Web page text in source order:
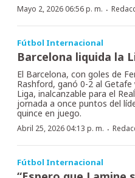
Mayo 2, 2026 06:56 p. m. ·
Fútbol Internacional
Barcelona liquida la
El Barcelona, con goles de
Rashford, ganó 0-2 al Getafe
Liga, inalcanzable para el
jornada a once puntos del
quince en juego.
Abril 25, 2026 04:13 p. m. ·
Fútbol Internacional